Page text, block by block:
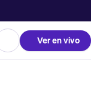
Ver en vivo